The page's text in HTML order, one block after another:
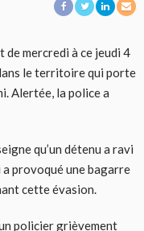
de mercredi à ce jeudi 4
le territoire qui porte
Alertée, la police a
qu’un détenu a ravi
a provoqué une bagarre
cette évasion.
policier grièvement